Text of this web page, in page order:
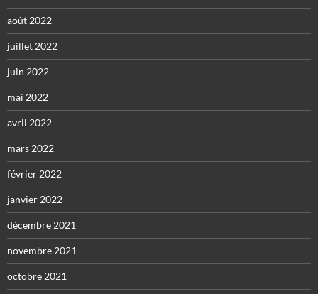
août 2022
juillet 2022
juin 2022
mai 2022
avril 2022
mars 2022
février 2022
janvier 2022
décembre 2021
novembre 2021
octobre 2021